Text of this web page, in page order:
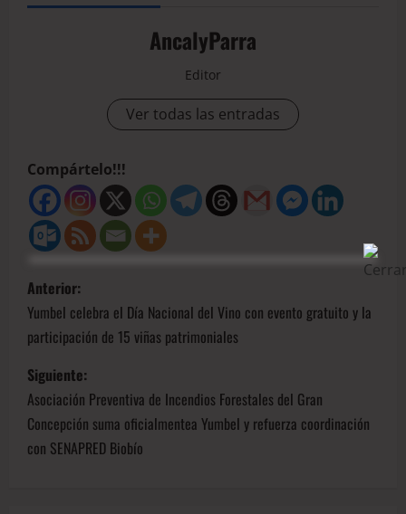
AncalyParra
Editor
Ver todas las entradas
Compártelo!!!
Anterior:
Yumbel celebra el Día Nacional del Vino con evento gratuito y la
participación de 15 viñas patrimoniales
Siguiente:
Asociación Preventiva de Incendios Forestales del Gran
Concepción suma oficialmentea Yumbel y refuerza coordinación
con SENAPRED Biobío